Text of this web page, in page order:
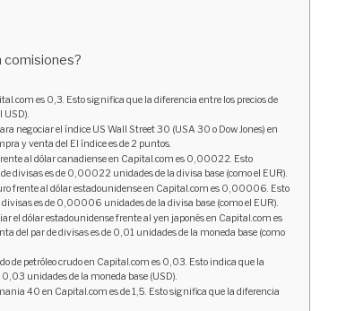
comisiones?
es 0,3. Esto significa que la diferencia entre los precios de
USD).
negociar el índice US Wall Street 30 (USA 30 o Dow Jones) en
y venta del El índice es de 2 puntos.
al dólar canadiense en Capital.com es 0,00022. Esto
divisas es de 0,00022 unidades de la divisa base (como el EUR).
frente al dólar estadounidense en Capital.com es 0,00006. Esto
es de 0,00006 unidades de la divisa base (como el EUR).
el dólar estadounidense frente al yen japonés en Capital.com es
del par de divisas es de 0,01 unidades de la moneda base (como
de petróleo crudo en Capital.com es 0,03. Esto indica que la
unidades de la moneda base (USD).
40 en Capital.com es de 1,5. Esto significa que la diferencia